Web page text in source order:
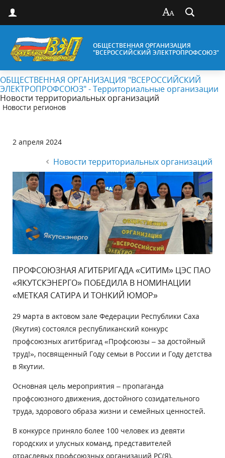
ОБЩЕСТВЕННАЯ ОРГАНИЗАЦИЯ
"ВСЕРОССИЙСКИЙ ЭЛЕКТРОПРОФСОЮЗ"
ОБЩЕСТВЕННАЯ ОРГАНИЗАЦИЯ "ВСЕРОССИЙСКИЙ
ЭЛЕКТРОПРОФСОЮЗ" - Территориальные организации
Новости территориальных организаций
Новости регионов
2 апреля 2024
Новости территориальных организаций
ПРОФСОЮЗНАЯ АГИТБРИГАДА «СИТИМ» ЦЭС ПАО
«ЯКУТСКЭНЕРГО» ПОБЕДИЛА В НОМИНАЦИИ
«МЕТКАЯ САТИРА И ТОНКИЙ ЮМОР»
29 марта в актовом зале Федерации Республики Саха
(Якутия) состоялся республиканский конкурс
профсоюзных агитбригад «Профсоюзы – за достойный
труд!», посвященный Году семьи в России и Году детства
в Якутии.
Основная цель мероприятия – пропаганда
профсоюзного движения, достойного созидательного
труда, здорового образа жизни и семейных ценностей.
В конкурсе приняло более 100 человек из девяти
городских и улусных команд, представителей
отраслевых профсоюзных организаций РС(Я).